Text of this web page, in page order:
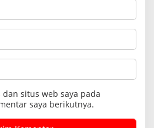
situs web saya pada
saya berikutnya.